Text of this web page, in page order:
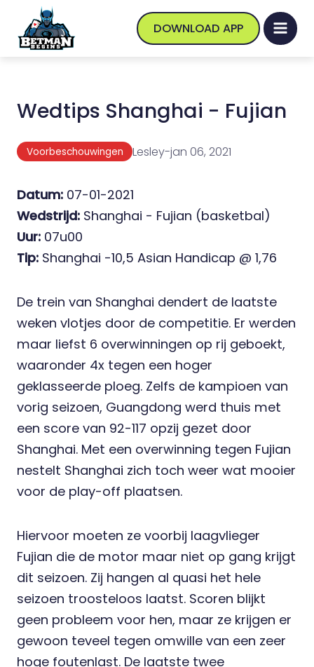
DOWNLOAD APP
Wedtips Shanghai - Fujian
Voorbeschouwingen Lesley-jan 06, 2021
Datum: 07-01-2021
Wedstrijd: Shanghai - Fujian (basketbal)
Uur: 07u00
Tip: Shanghai -10,5 Asian Handicap @ 1,76
De trein van Shanghai dendert de laatste
weken vlotjes door de competitie. Er werden
maar liefst 6 overwinningen op rij geboekt,
waaronder 4x tegen een hoger
geklasseerde ploeg. Zelfs de kampioen van
vorig seizoen, Guangdong werd thuis met
een score van 92-117 opzij gezet door
Shanghai. Met een overwinning tegen Fujian
nestelt Shanghai zich toch weer wat mooier
voor de play-off plaatsen.
Hiervoor moeten ze voorbij laagvlieger
Fujian die de motor maar niet op gang krijgt
dit seizoen. Zij hangen al quasi het hele
seizoen troosteloos laatst. Scoren blijkt
geen probleem voor hen, maar ze krijgen er
gewoon teveel tegen omwille van een zeer
hoge foutenlast. De laatste twee